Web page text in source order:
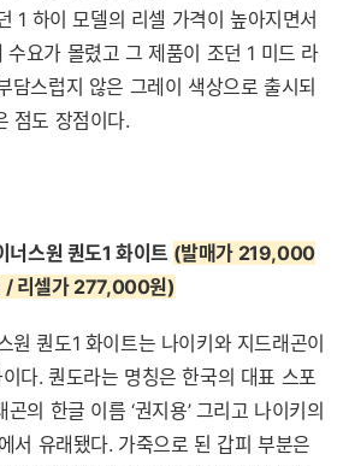
1 하이 모델의 리셀 가격이 높아지면서
수요가 몰렸고 그 제품이 조던 1 미드 라
담스럽지 않은 그레이 색상으로 출시되
점도 장점이다.
너스원 퀀도1 화이트 (발매가 219,000
/ 리셀가 277,000원)
원 퀀도1 화이트는 나이키와 지드래곤이
다. 퀀도라는 명칭은 한국의 대표 스포
곤의 한글 이름 ‘권지용’ 그리고 나이키의
서 유래됐다. 가죽으로 된 갑피 부분은